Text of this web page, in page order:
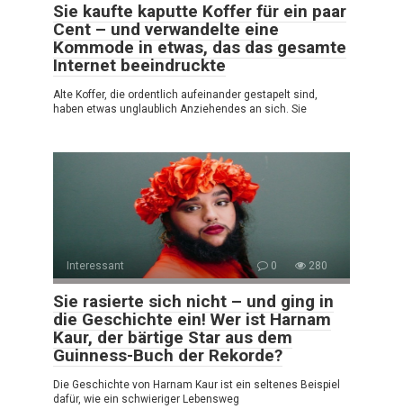
Sie kaufte kaputte Koffer für ein paar
Cent – und verwandelte eine
Kommode in etwas, das das gesamte
Internet beeindruckte
Alte Koffer, die ordentlich aufeinander gestapelt sind,
haben etwas unglaublich Anziehendes an sich. Sie
Interessant 0 280
Sie rasierte sich nicht – und ging in
die Geschichte ein! Wer ist Harnam
Kaur, der bärtige Star aus dem
Guinness-Buch der Rekorde?
Die Geschichte von Harnam Kaur ist ein seltenes Beispiel
dafür, wie ein schwieriger Lebensweg